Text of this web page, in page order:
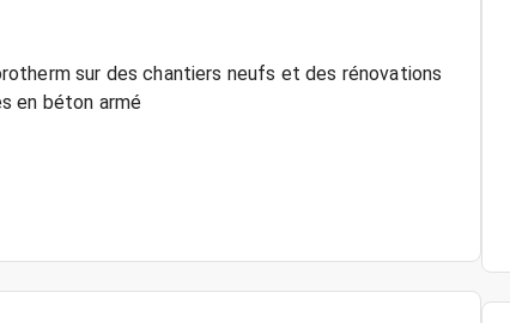
sur des chantiers neufs et des rénovations
en béton armé